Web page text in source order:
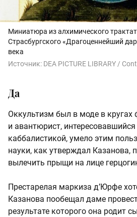
Миниатюра из алхимического
Страсбургского «Драгоценнейший
века
Источник: DEA PICTURE LIBRARY /
Да
Оккультизм был в моде в кругах
и авантюрист,
каббалистикой, умело этим
науки, как утверждал Казанова,
вылечить прыщи на лице
Престарелая маркиза д’Юрфе
Казанова пообещал даме
результате которого она родит